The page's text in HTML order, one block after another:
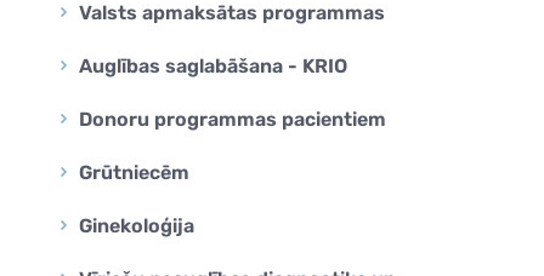
Valsts apmaksātas programmas
Auglības saglabāšana - KRIO
Donoru programmas pacientiem
Grūtniecēm
Ginekoloģija